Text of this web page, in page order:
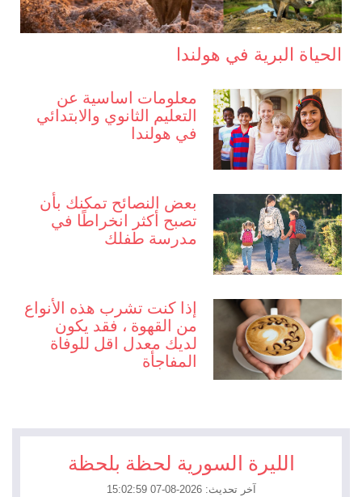
الحياة البرية في هولندا
معلومات اساسية عن
التعليم الثانوي والابتدائي
في هولندا
بعض النصائح تمكنك بأن
تصبح أكثر انخراطًا في
مدرسة طفلك
إذا كنت تشرب هذه الأنواع
من القهوة ، فقد يكون
لديك معدل اقل للوفاة
المفاجأة
الليرة السورية لحظة بلحظة
آخر تحديث: 2026-08-07 15:02:59